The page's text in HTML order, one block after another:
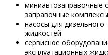
миниавтозаправочные
заправочные комплексы
насосы для дизельного
жидкостей
сервисное
эксплуатационных